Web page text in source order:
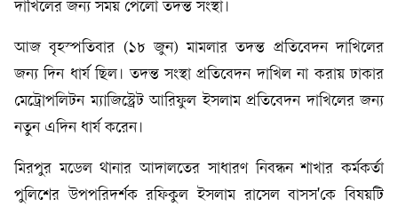
দাখিলের জন্য সময় পেলো তদন্ত সংস্থা।
আজ বৃহস্পতিবার (১৮ জুন) মামলার তদন্ত প্রতিবেদন দাখিলের
জন্য দিন ধার্য ছিল। তদন্ত সংস্থা প্রতিবেদন দাখিল না করায় ঢাকার
মেট্রোপলিটন ম্যাজিস্ট্রেট আরিফুল ইসলাম প্রতিবেদন দাখিলের জন্য
নতুন এদিন ধার্য করেন।
মিরপুর মডেল থানার আদালতের সাধারণ নিবন্ধন শাখার কর্মকর্তা
পুলিশের উপপরিদর্শক রফিকুল ইসলাম রাসেল বাসস'কে বিষয়টি